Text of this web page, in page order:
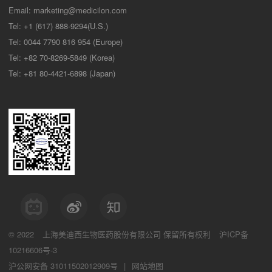
Email: marketing@medicilon.com
Tel: +1 (617) 888-9294(U.S.)
Tel: 0044 7790 816 954 (Europe)
Tel: +82 70-8269-5849 (Korea)
Tel: +81 80-4421-6898 (Japan)
© 2022 上海美迪西生物医药股份有限公司 保留所有权利
沪ICP备
10216606号-3
沪公网安备 31011502012909号
| 网站地图